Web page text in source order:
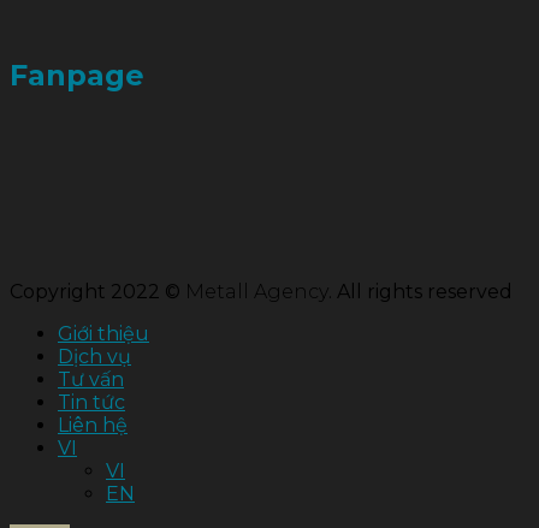
Fanpage
Copyright 2022 © Metall Agency. All rights reserved
Giới thiệu
Dịch vụ
Tư vấn
Tin tức
Liên hệ
VI
VI
EN